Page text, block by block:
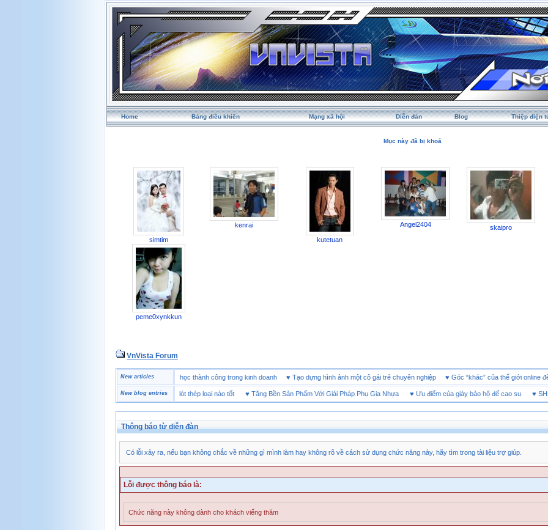
Home Bảng điều khiển Mạng xã hội Diễn đàn Blog Thiệp điện
Mục này đã bị khoá
simtim
kenrai
kutetuan
Angel2404
skaipro
peme0xynkkun
VnVista Forum
New articles
Một số câu hỏi phỏng vấn “đặc biệt” của Microsoft 4 bài học thành công trong kinh doanh ♥Tạo dựng hình ảnh một cô gái trẻ chuyên nghiệp ♥ Góc “khác” của thế giới
New blog entries
Giày bảo hộ lót Kevlar và lót thép loại nào tốt♥ Tăng Bền Sản Phẩm Với Giải Pháp Phụ Gia Nhựa♥ Ưu điểm của giày bảo hộ đế cao su♥
Thông báo từ diễn đàn
Có lỗi xảy ra, nếu bạn không chắc về những gì mình làm hay không rõ về cách sử dụng chức năng này, hãy tìm trong tài liệu trợ giúp.
Lỗi được thông báo là:
Chức năng này không dành cho khách viếng thăm